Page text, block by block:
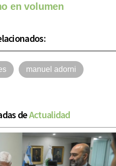
en volumen
manuel adorni
deActualidad